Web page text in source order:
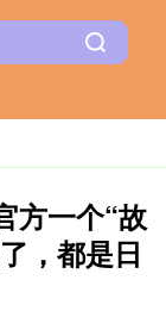
方一个“故
，都是日